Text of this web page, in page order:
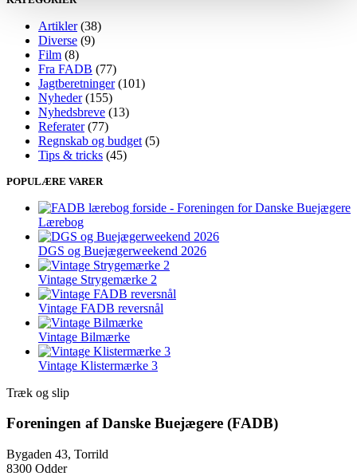
Artikler(38)
Diverse (9)
Film (8)
Fra FADB (77)
Jagtberetninger(101)
Nyheder(155)
Nyhedsbreve (13)
Referater(77)
Regnskab og budget (5)
Tips & tricks (45)
POPULÆRE VARER
Lærebog
DGS og Buejægerweekend 2026
Vintage Strygemærke 2
Vintage FADB reversnål
Vintage Bilmærke
Vintage Klistermærke 3
Træk og slip
Foreningen af Danske Buejægere (FADB)
Bygaden 43, Torrild
8300 Odder